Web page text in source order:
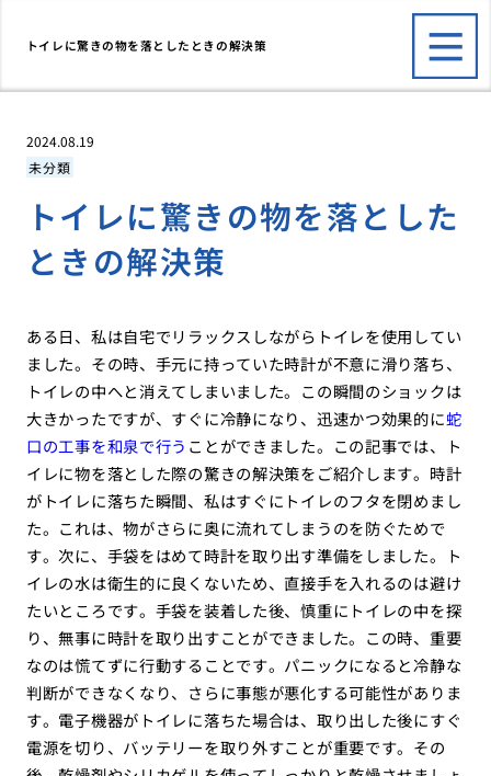
トイレに驚きの物を落としたときの解決策
2024.08.19
未分類
トイレに驚きの物を落とした
ときの解決策
ある日、私は自宅でリラックスしながらトイレを使用してい
ました。その時、手元に持っていた時計が不意に滑り落ち、
トイレの中へと消えてしまいました。この瞬間のショックは
大きかったですが、すぐに冷静になり、迅速かつ効果的に蛇
口の工事を和泉で行う ことができました。この記事では、ト
イレに物を落とした際の驚きの解決策をご紹介します。時計
がトイレに落ちた瞬間、私はすぐにトイレのフタを閉めまし
た。これは、物がさらに奥に流れてしまうのを防ぐためで
す。次に、手袋をはめて時計を取り出す準備をしました。ト
イレの水は衛生的に良くないため、直接手を入れるのは避け
たいところです。手袋を装着した後、慎重にトイレの中を探
り、無事に時計を取り出すことができました。この時、重要
なのは慌てずに行動することです。パニックになると冷静な
判断ができなくなり、さらに事態が悪化する可能性がありま
す。電子機器がトイレに落ちた場合は、取り出した後にすぐ
電源を切り、バッテリーを取り外すことが重要です。その